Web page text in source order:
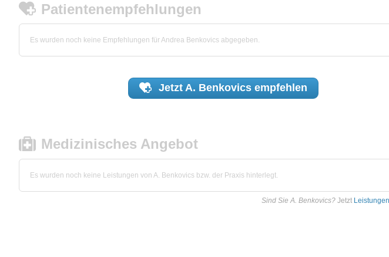
Patientenempfehlungen
Es wurden noch keine Empfehlungen für Andrea Benkovics abgegeben.
JetztA. Benkovics empfehlen
Medizinisches Angebot
Es wurden noch keine Leistungen von A. Benkovics bzw. der Praxis hinterlegt.
Sind Sie A. Benkovics? Jetzt